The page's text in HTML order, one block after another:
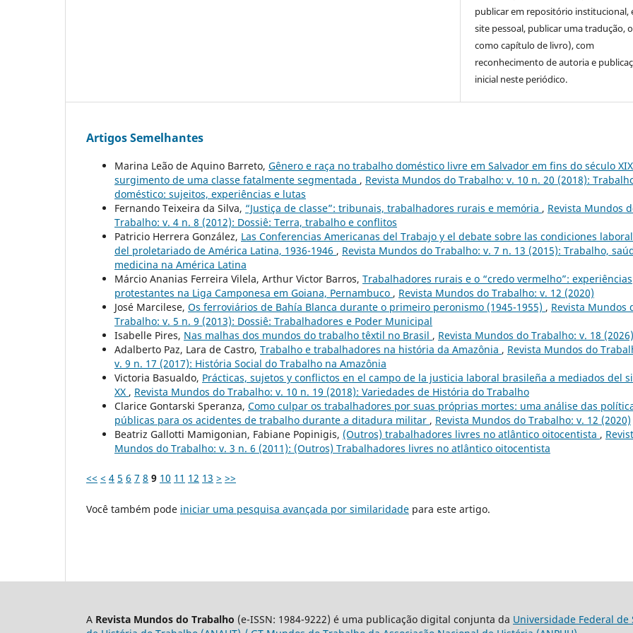
publicar em repositório institucional,
site pessoal, publicar uma tradução,
como capítulo de livro), com
reconhecimento de autoria e
inicial neste periódico.
Artigos Semelhantes
Marina Leão de Aquino Barreto, Gênero e raça no trabalho doméstico livre em Salvador em fins do século
surgimento de uma classe fatalmente segmentada , Revista Mundos do Trabalho: v. 10 n. 20 (2018):
doméstico: sujeitos, experiências e lutas
Fernando Teixeira da Silva, “Justiça de classe”: tribunais, trabalhadores rurais e memória , Revista Mundos
Trabalho: v. 4 n. 8 (2012): Dossiê: Terra, trabalho e conflitos
Patricio Herrera González, Las Conferencias Americanas del Trabajo y el debate sobre las condiciones
del proletariado de América Latina, 1936-1946 , Revista Mundos do Trabalho: v. 7 n. 13 (2015): Trabalho,
medicina na América Latina
Márcio Ananias Ferreira Vilela, Arthur Victor Barros, Trabalhadores rurais e o “credo vermelho”: experiências
protestantes na Liga Camponesa em Goiana, Pernambuco , Revista Mundos do Trabalho: v. 12 (2020)
José Marcilese, Os ferroviários de Bahía Blanca durante o primeiro peronismo (1945-1955) , Revista Mundos
Trabalho: v. 5 n. 9 (2013): Dossiê: Trabalhadores e Poder Municipal
Isabelle Pires, Nas malhas dos mundos do trabalho têxtil no Brasil , Revista Mundos do Trabalho: v. 18 (2026)
Adalberto Paz, Lara de Castro, Trabalho e trabalhadores na história da Amazônia , Revista Mundos do
v. 9 n. 17 (2017): História Social do Trabalho na Amazônia
Victoria Basualdo, Prácticas, sujetos y conflictos en el campo de la justicia laboral brasileña a mediados del
XX , Revista Mundos do Trabalho: v. 10 n. 19 (2018): Variedades de História do Trabalho
Clarice Gontarski Speranza, Como culpar os trabalhadores por suas próprias mortes: uma análise das
públicas para os acidentes de trabalho durante a ditadura militar , Revista Mundos do Trabalho: v. 12 (2020)
Beatriz Gallotti Mamigonian, Fabiane Popinigis, (Outros) trabalhadores livres no atlântico oitocentista ,
Mundos do Trabalho: v. 3 n. 6 (2011): (Outros) Trabalhadores livres no atlântico oitocentista
<< < 4 5 6 7 8 9 10 11 12 13 > >>
Você também pode iniciar uma pesquisa avançada por similaridade para este artigo.
A Revista Mundos do Trabalho (e-ISSN: 1984-9222) é uma publicação digital conjunta da Universidade Federal de